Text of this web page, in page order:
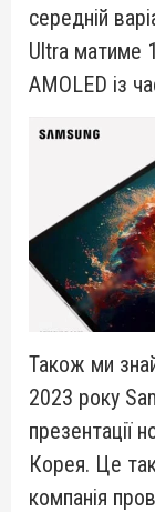
середній
Ultra матиме
AMOLED із
Також ми
2023 року
презентації
Корея. Це
компанія